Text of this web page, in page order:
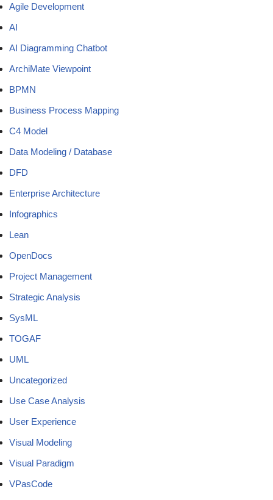
Agile Development
AI
AI Diagramming Chatbot
ArchiMate Viewpoint
BPMN
Business Process Mapping
C4 Model
Data Modeling / Database
DFD
Enterprise Architecture
Infographics
Lean
OpenDocs
Project Management
Strategic Analysis
SysML
TOGAF
UML
Uncategorized
Use Case Analysis
User Experience
Visual Modeling
Visual Paradigm
VPasCode